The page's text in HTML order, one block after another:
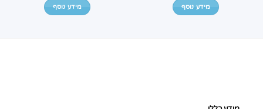
מידע נוסף מידע נוסף